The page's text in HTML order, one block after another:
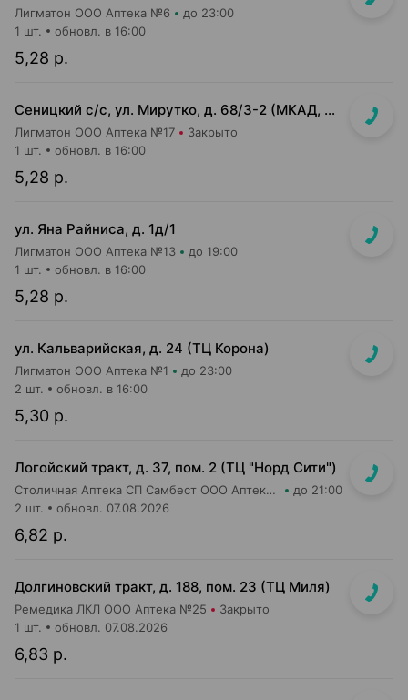
Лигматон ООО Аптека №6 до 23:00
5,28 р.
1 шт. обновл. в 16:00
Сеницкий с/с, ул. Мирутко, д. 68/3-2 (МКАД, 22 км, около магазина Мастак)
Лигматон ООО Аптека №17 Закрыто
5,28 р.
1 шт. обновл. в 16:00
ул. Яна Райниса, д. 1д/1
Лигматон ООО Аптека №13 до 19:00
5,28 р.
1 шт. обновл. в 16:00
ул. Кальварийская, д. 24 (ТЦ Корона)
Лигматон ООО Аптека №1 до 23:00
5,30 р.
2 шт. обновл. в 16:00
Логойский тракт, д. 37, пом. 2 (ТЦ "Норд Сити")
Столичная Аптека СП Самбест ООО Аптека №9 до 21:00
6,82 р.
2 шт. обновл. 07.08.2026
Долгиновский тракт, д. 188, пом. 23 (ТЦ Миля)
Ремедика ЛКЛ ООО Аптека №25 Закрыто
6,83 р.
1 шт. обновл. 07.08.2026